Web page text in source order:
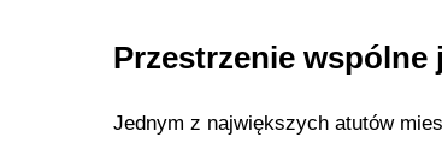
Przestrzenie
Jednym z największych atutów